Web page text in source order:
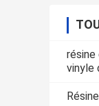
vinyle